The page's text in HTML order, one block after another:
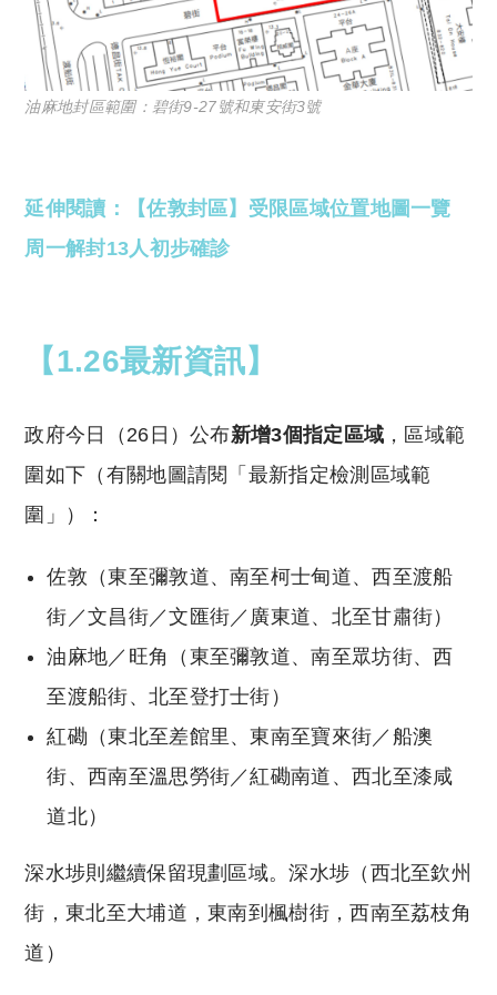
油麻地封區範圍：碧街9-27號和東安街3號
延伸閱讀：【佐敦封區】受限區域位置地圖一覽
周一解封13人初步確診
【1.26最新資訊】
政府今日（26日）公布新增3個指定區域 ，區域範
圍如下（有關地圖請閱「最新指定檢測區域範
圍」）：
佐敦（東至彌敦道、南至柯士甸道、西至渡船
街／文昌街／文匯街／廣東道、北至甘肅街）
油麻地／旺角（東至彌敦道、南至眾坊街、西
至渡船街、北至登打士街）
紅磡（東北至差館里、東南至寶來街／船澳
街、西南至溫思勞街／紅磡南道、西北至漆咸
道北）
深水埗則繼續保留現劃區域。深水埗（西北至欽州
街，東北至大埔道，東南到楓樹街，西南至荔枝角
道）